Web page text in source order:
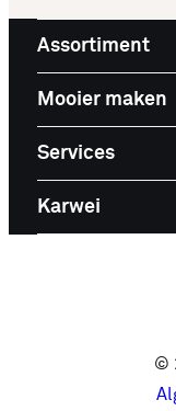
Assortiment
Mooier maken
Services
Karwei
©